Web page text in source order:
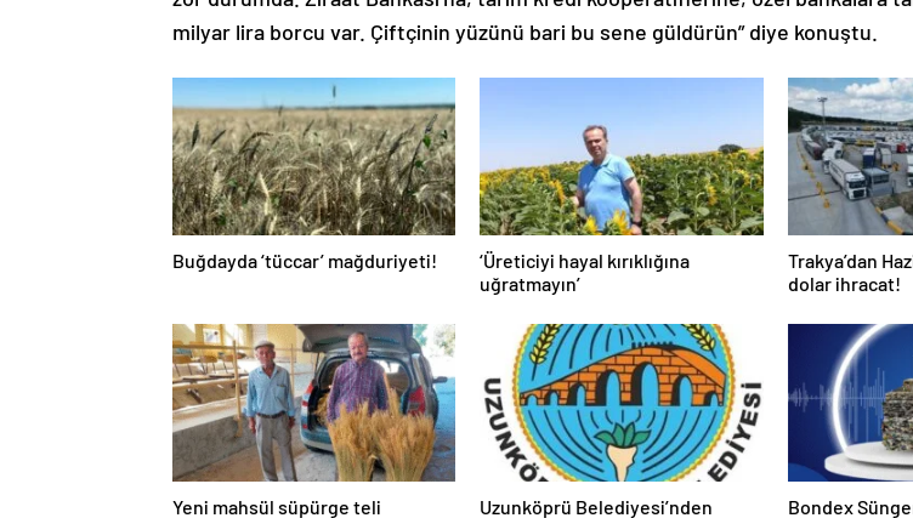
milyar lira borcu var. Çiftçinin yüzünü bari bu sene güldürün” diye konuştu.
Buğdayda ‘tüccar’ mağduriyeti!
‘Üreticiyi hayal kırıklığına
uğratmayın’
Trakya’dan
dolar ihracat!
Yeni mahsül süpürge teli
Uzunköprü Belediyesi’nden
Bondex